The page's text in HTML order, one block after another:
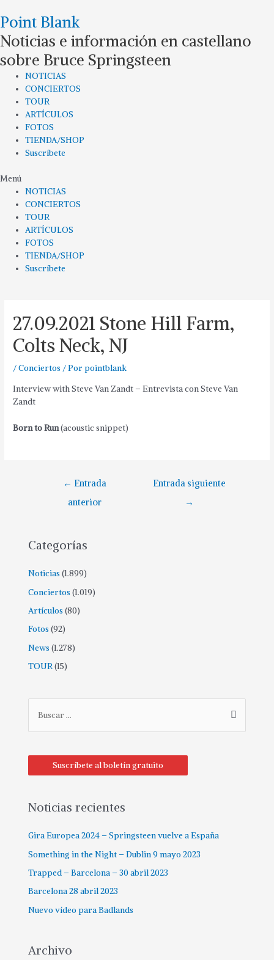
al
Point Blank
Noticias e información en castellano
sobre Bruce Springsteen
NOTICIAS
CONCIERTOS
TOUR
ARTÍCULOS
FOTOS
TIENDA/SHOP
Suscríbete
Menú
NOTICIAS
CONCIERTOS
TOUR
ARTÍCULOS
FOTOS
TIENDA/SHOP
Suscríbete
27.09.2021 Stone Hill Farm,
Colts Neck, NJ
/Conciertos / Porpointblank
Interview with Steve Van Zandt – Entrevista con Steve Van
Zandt
Born to Run(acoustic snippet)
Navegación
← Entrada
anterior
Entrada siguiente
→
Categorías
Noticias (1.899)
Conciertos (1.019)
Artículos (80)
Fotos (92)
News (1.278)
TOUR(15)
c
a
p
r
:
Suscríbete al boletín gratuito
Noticias recientes
Gira Europea 2024 – Springsteen vuelve a España
Something in the Night – Dublin 9 mayo 2023
Trapped – Barcelona – 30 abril 2023
Barcelona 28 abril 2023
Nuevo vídeo para Badlands
Archivo